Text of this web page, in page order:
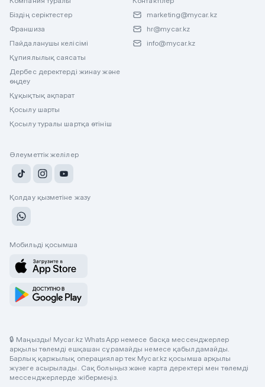
Біздің серіктестер
Франшиза
Пайдаланушы келісімі
Құпиялылық саясаты
Дербес деректерді жинау және
өңдеу
Құқықтық ақпарат
Қосылу шарты
Қосылу туралы шартқа өтініш
marketing@mycar.kz
hr@mycar.kz
info@mycar.kz
Әлеуметтік желілер
Қолдау қызметіне жазу
Мобильді қосымша
🔒 Маңызды! Mycar.kz WhatsApp немесе басқа мессенджерлер
арқылы төлемді ешқашан сұрамайды немесе қабылдамайды.
Барлық қаржылық операциялар тек Mycar.kz қосымша арқылы
жүзеге асырылады. Сақ болыңыз және карта деректері мен төлемді
мессенджерлерде жібермеңіз.